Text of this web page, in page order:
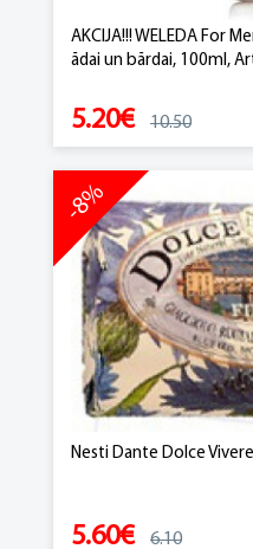
AKCIJA!!! WELEDA For
ādai un bārdai, 100ml,
5.20€ 10.50
Nesti Dante Dolce
-8%
5.60€ 6.10